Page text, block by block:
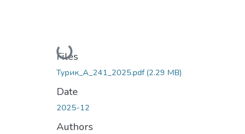
Loading...
Files
Турик_А_241_2025.pdf(2.29 MB)
Date
2025-12
Authors